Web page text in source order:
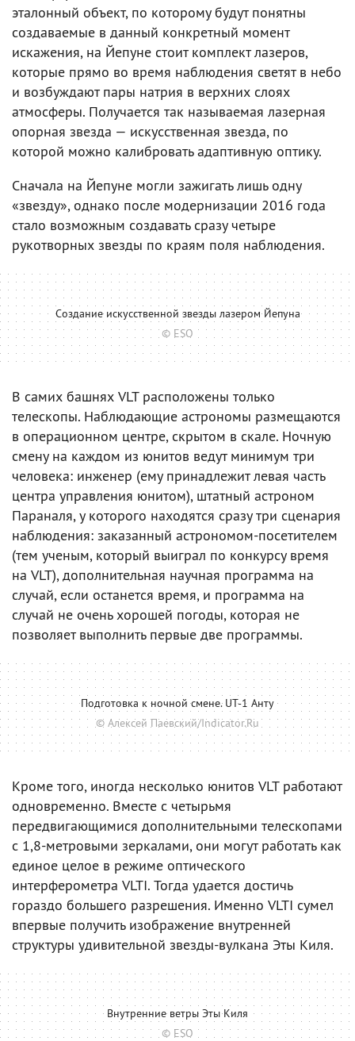
эталонный объект, по которому будут понятны
создаваемые в данный конкретный момент
искажения, на Йепуне стоит комплект лазеров,
которые прямо во время наблюдения светят в небо
и возбуждают пары натрия в верхних слоях
атмосферы. Получается так называемая лазерная
опорная звезда — искусственная звезда, по
которой можно калибровать адаптивную оптику.
Сначала на Йепуне могли зажигать лишь одну
«звезду», однако после модернизации 2016 года
стало возможным создавать сразу четыре
рукотворных звезды по краям поля наблюдения.
Создание искусственной звезды лазером Йепуна
© ESO
В самих башнях VLT расположены только
телескопы. Наблюдающие астрономы размещаются
в операционном центре, скрытом в скале. Ночную
смену на каждом из юнитов ведут минимум три
человека: инженер (ему принадлежит левая часть
центра управления юнитом), штатный астроном
Параналя, у которого находятся сразу три сценария
наблюдения: заказанный астрономом-посетителем
(тем ученым, который выиграл по конкурсу время
на VLT), дополнительная научная программа на
случай, если останется время, и программа на
случай не очень хорошей погоды, которая не
позволяет выполнить первые две программы.
Подготовка к ночной смене. UT-1 Анту
© Алексей Паевский/Indicator.Ru
Кроме того, иногда несколько юнитов VLT работают
одновременно. Вместе с четырьмя
передвигающимися дополнительными телескопами
с 1,8-метровыми зеркалами, они могут работать как
единое целое в режиме оптического
интерферометра VLTI. Тогда удается достичь
гораздо большего разрешения. Именно VLTI сумел
впервые получить изображение внутренней
структуры удивительной звезды-вулкана Эты Киля.
Внутренние ветры Эты Киля
© ESO